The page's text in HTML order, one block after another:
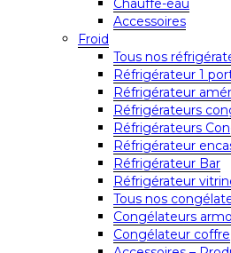
Chauffe-eau
Accessoires
Froid
Tous nos
Réfrigérateur 1
Réfrigérateur
Réfrigérateurs
Réfrigérateurs
Réfrigérateur
Réfrigérateur Bar
Réfrigérateur
Tous nos
Congélateurs
Congélateur coffre